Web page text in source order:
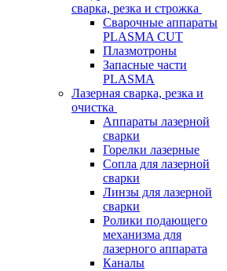
сварка, резка и строжка
Сварочные аппараты
PLASMA CUT
Плазмотроны
Запасные части
PLASMA
Лазерная сварка, резка и
очистка
Аппараты лазерной
сварки
Горелки лазерные
Сопла для лазерной
сварки
Линзы для лазерной
сварки
Ролики подающего
механизма для
лазерного аппарата
Каналы